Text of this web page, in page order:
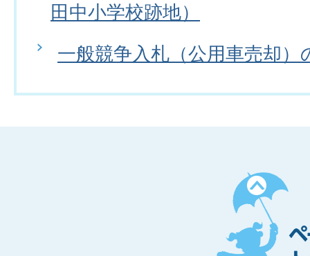
田中小学校跡地）
一般競争入札（公用車売却）
ペ
ー
ジ